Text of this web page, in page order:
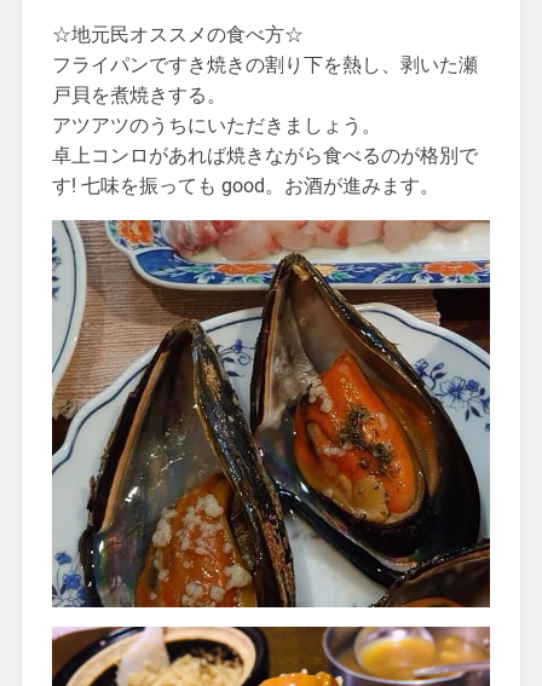
☆地元民オススメの食べ方☆
フライパンですき焼きの割り下を熱し、剥いた瀬
戸貝を煮焼きする。
アツアツのうちにいただきましょう。
卓上コンロがあれば焼きながら食べるのが格別で
す! 七味を振っても good。お酒が進みます。